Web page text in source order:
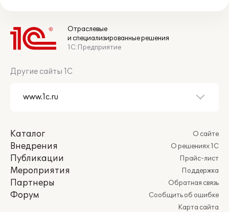
Отраслевые
и специализированные решения
1С:Предприятие
Другие сайты 1С
Каталог
Внедрения
Публикации
Мероприятия
Партнеры
Форум
О сайте
О решениях 1С
Прайс-лист
Поддержка
Обратная связь
Сообщить об ошибке
Карта сайта